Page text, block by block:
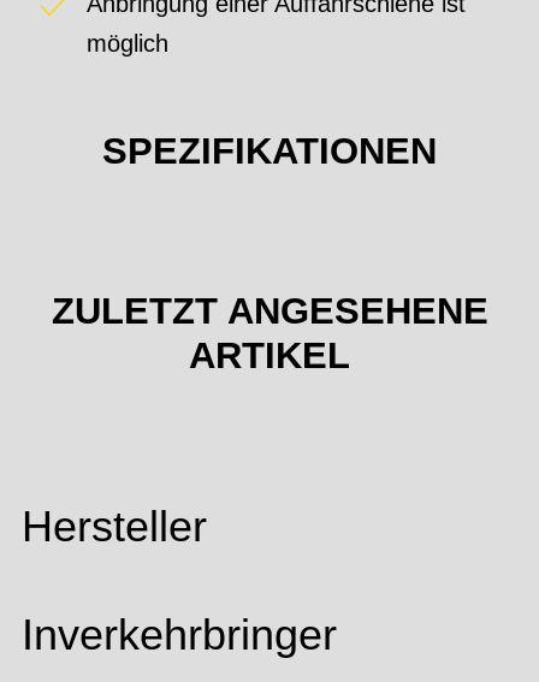
möglich
SPEZIFIKATIONEN
ZULETZT ANGESEHENE
ARTIKEL
Hersteller
Inverkehrbringer